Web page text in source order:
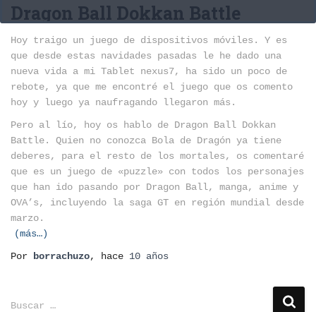
Dragon Ball Dokkan Battle
Hoy traigo un juego de dispositivos móviles. Y es
que desde estas navidades pasadas le he dado una
nueva vida a mi Tablet nexus7, ha sido un poco de
rebote, ya que me encontré el juego que os comento
hoy y luego ya naufragando llegaron más.
Pero al lío, hoy os hablo de Dragon Ball Dokkan
Battle. Quien no conozca Bola de Dragón ya tiene
deberes, para el resto de los mortales, os comentaré
que es un juego de «puzzle» con todos los personajes
que han ido pasando por Dragon Ball, manga, anime y
OVA’s, incluyendo la saga GT en región mundial desde
marzo.
(más…)
Por
borrachuzo, hace 10 años
B
Buscar …